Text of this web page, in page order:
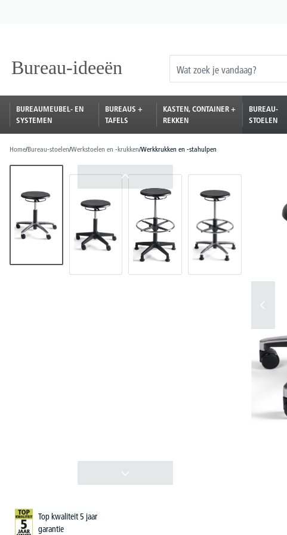
BUREAUMEUBEL- EN
SYSTEMEN
BUREAUS +
TAFELS
KASTEN, CONTAINER +
REKKEN
BUREAU-
STOELEN
Home/Bureau-stoelen/Werkstoelen en -krukken/Werkkrukken en -stahulpen
Top kwaliteit 5 jaar
garantie